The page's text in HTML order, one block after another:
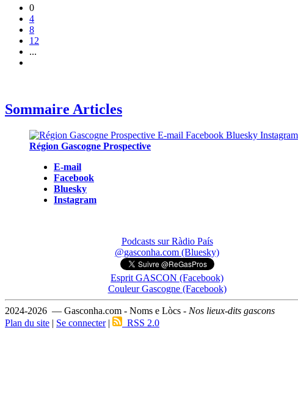
0
4
8
12
...
Sommaire Articles
Région Gascogne Prospective
E-mail
Facebook
Bluesky
Instagram
Podcasts sur Ràdio País
@gasconha.com (Bluesky)
Esprit GASCON (Facebook)
Couleur Gascogne (Facebook)
2024-2026 — Gasconha.com - Noms e Lòcs - Nos lieux-dits gascons
Plan du site | Se connecter| RSS 2.0